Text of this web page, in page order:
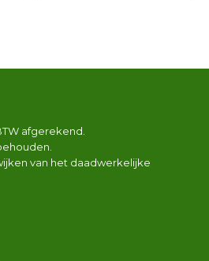
afgerekend.
van het daadwerkelijke